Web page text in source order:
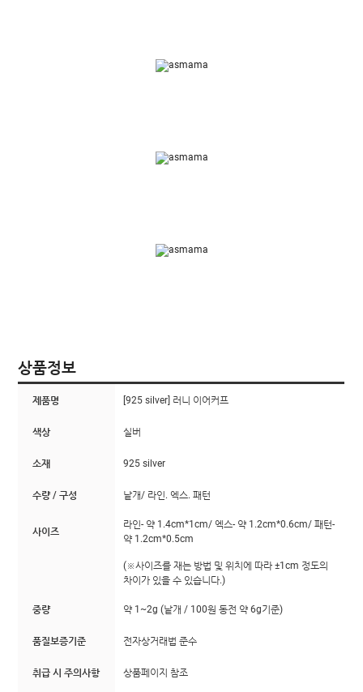
상품정보
제품명 [925 silver] 러니 이어커프
색상 실버
소재 925 silver
수량 / 구성 낱개/ 라인. 엑스. 패턴
사이즈
라인- 약 1.4cm*1cm/ 엑스- 약 1.2cm*0.6cm/ 패턴-
약 1.2cm*0.5cm
(※사이즈를 재는 방법 및 위치에 따라 ±1cm 정도의
차이가 있을 수 있습니다.)
중량 약 1~2g (낱개 / 100원 동전 약 6g기준)
품질보증기준 전자상거래법 준수
취급 시 주의사항 상품페이지 참조